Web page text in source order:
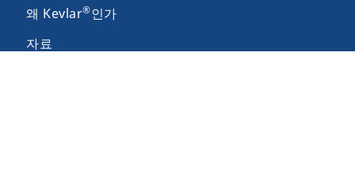
왜 Kevlar®인가
자료